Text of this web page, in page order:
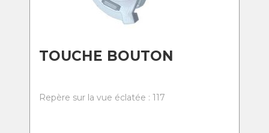
TOUCHE BOUTON
Repère sur la vue éclatée : 117